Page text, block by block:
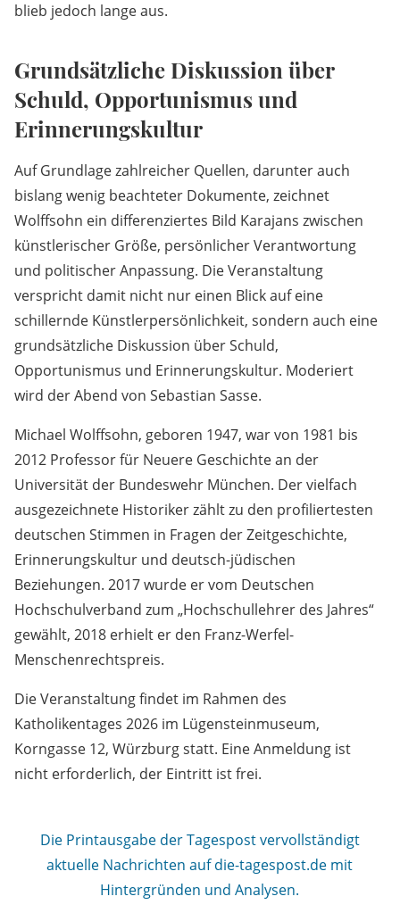
blieb jedoch lange aus.
Grundsätzliche Diskussion über
Schuld, Opportunismus und
Erinnerungskultur
Auf Grundlage zahlreicher Quellen, darunter auch
bislang wenig beachteter Dokumente, zeichnet
Wolffsohn ein differenziertes Bild Karajans zwischen
künstlerischer Größe, persönlicher Verantwortung
und politischer Anpassung. Die Veranstaltung
verspricht damit nicht nur einen Blick auf eine
schillernde Künstlerpersönlichkeit, sondern auch eine
grundsätzliche Diskussion über Schuld,
Opportunismus und Erinnerungskultur. Moderiert
wird der Abend von Sebastian Sasse.
Michael Wolffsohn, geboren 1947, war von 1981 bis
2012 Professor für Neuere Geschichte an der
Universität der Bundeswehr München. Der vielfach
ausgezeichnete Historiker zählt zu den profiliertesten
deutschen Stimmen in Fragen der Zeitgeschichte,
Erinnerungskultur und deutsch-jüdischen
Beziehungen. 2017 wurde er vom Deutschen
Hochschulverband zum „Hochschullehrer des Jahres“
gewählt, 2018 erhielt er den Franz-Werfel-
Menschenrechtspreis.
Die Veranstaltung findet im Rahmen des
Katholikentages 2026 im Lügensteinmuseum,
Korngasse 12, Würzburg statt. Eine Anmeldung ist
nicht erforderlich, der Eintritt ist frei.
Die Printausgabe der Tagespost vervollständigt
aktuelle Nachrichten auf die-tagespost.de mit
Hintergründen und Analysen.